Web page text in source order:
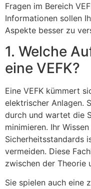
Fragen im Bereich
Informationen sollen
Aspekte besser zu
1. Welche
eine VEFK?
Eine VEFK kümmert
elektrischer Anlagen.
durch und wartet die
minimieren. Ihr
Sicherheitsstandards
vermeiden. Diese
zwischen der Theorie
Sie spielen auch eine